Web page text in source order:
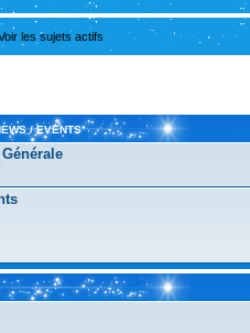
les sujets actifs
/ EVENTS